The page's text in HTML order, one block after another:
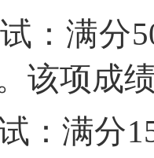
：满分
该项成
：满分